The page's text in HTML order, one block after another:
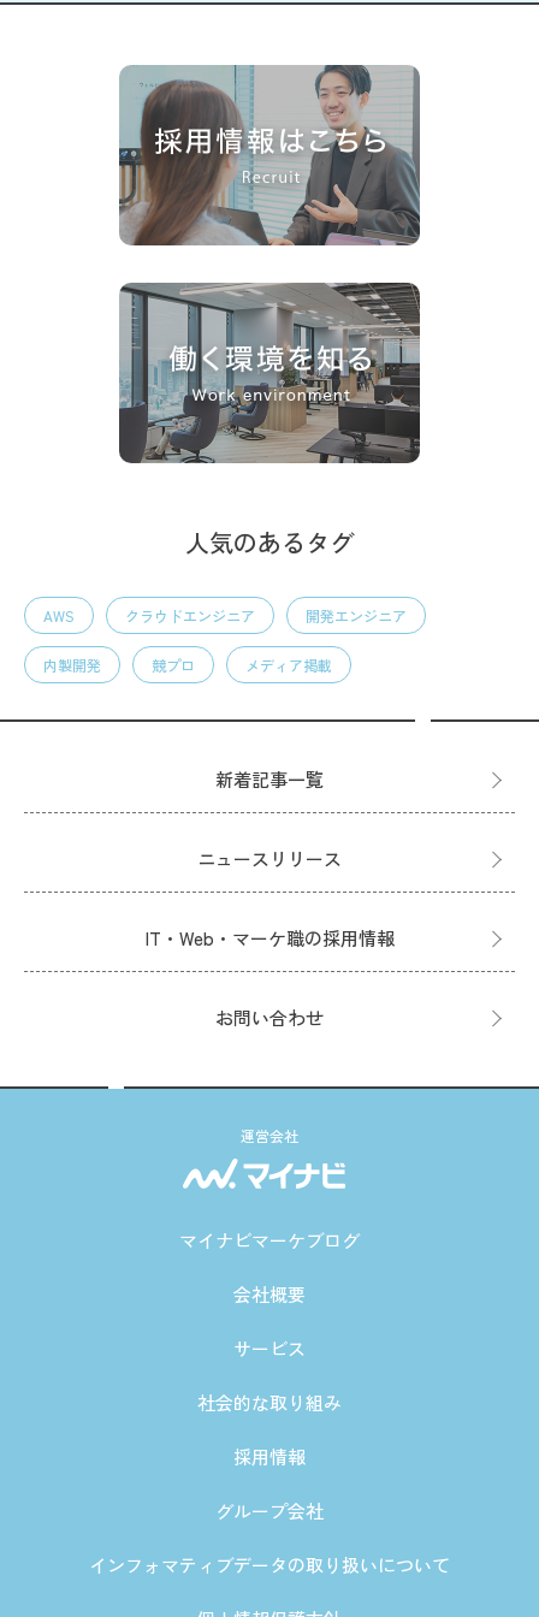
人気のあるタグ
AWS クラウドエンジニア 開発エンジニア
内製開発 競プロ メディア掲載
新着記事一覧
ニュースリリース
IT・Web・マーケ職の採用情報
お問い合わせ
運営会社
マイナビマーケブログ
会社概要
サービス
社会的な取り組み
採用情報
グループ会社
インフォマティブデータの取り扱いについて